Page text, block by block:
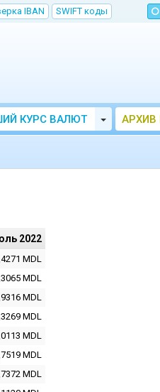
IBAN SWIFT коды
КУРС ВАЛЮТ
МОЛДОВЫ
ToggleАРХИВ
2022
MDL
MDL
MDL
MDL
MDL
MDL
MDL